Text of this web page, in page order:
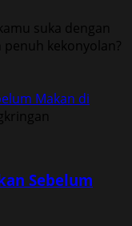
suka dengan
kekonyolan?
Makan di
Sebelum